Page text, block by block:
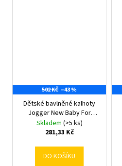
502 KČ –43 %
Dětské bavlněné kalhoty
Jogger New Baby For
Babies safari 80 (9-12m)
Skladem (>5 ks)
281,33 Kč
DO KOŠÍKU